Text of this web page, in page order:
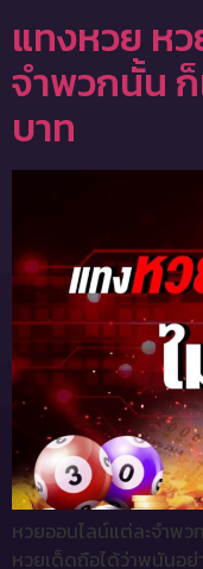
แทงหวย ห
จำพวกนั้น ก็
บาท
หวยออนไลน์แต่ละจำพว
หวยเด็ดถือได้ว่าพนันอ